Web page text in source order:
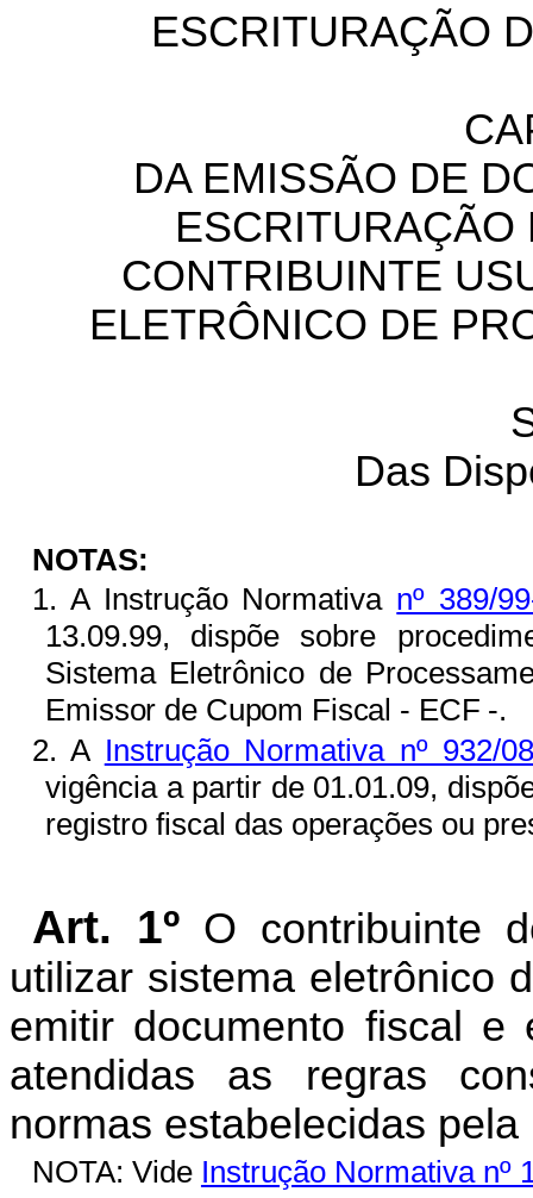
ESCRITURAÇÃO
DA EMISSÃO DE
CONTRIBUINTE
ELETRÔNICO DE
Das
NOTAS:
1. A Instrução Normativa nº 389/
13.09.99, dispõe sobre
Sistema Eletrônico de
Emissor de Cupom Fiscal - ECF -.
2. A Instrução Normativa nº 932/
vigência a partir de 01.01.09,
registro fiscal das operações ou
Art. 1ºO contribuinte
utilizar sistema eletrônico
emitir documento fiscal e
atendidas as regras
normas estabelecidas
NOTA: Vide Instrução Normativa nº